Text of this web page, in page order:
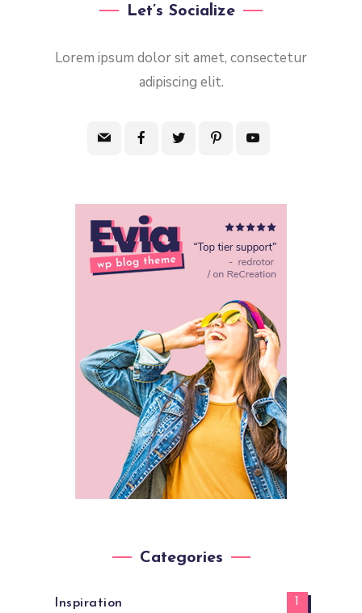
Let’s Socialize
Lorem ipsum dolor sit amet, consectetur
adipiscing elit.
Categories
Inspiration 1